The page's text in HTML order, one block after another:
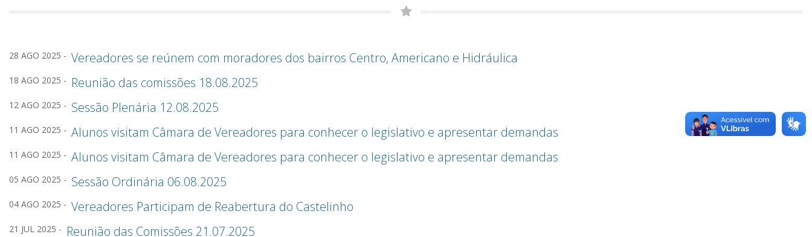
28 AGO 2025 - Vereadores se reúnem com moradores dos bairros Centro, Americano e Hidráulica
18 AGO 2025 - Reunião das comissões 18.08.2025
12 AGO 2025 - Sessão Plenária 12.08.2025
11 AGO 2025 - Alunos visitam Câmara de Vereadores para conhecer o legislativo e apresentar demandas
11 AGO 2025 - Alunos visitam Câmara de Vereadores para conhecer o legislativo e apresentar demandas
05 AGO 2025 - Sessão Ordinária 06.08.2025
04 AGO 2025 - Vereadores Participam de Reabertura do Castelinho
21 JUL 2025 - Reunião das Comissões 21.07.2025